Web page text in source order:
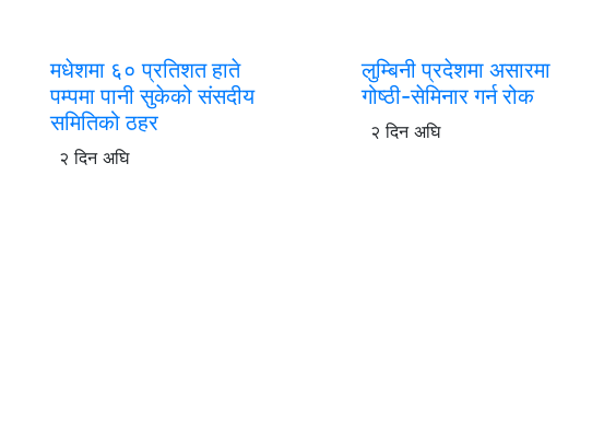
मधेशमा ६० प्रतिशत हाते
पम्पमा पानी सुकेको संसदीय
समितिको ठहर
२ दिन अघि
लुम्बिनी प्रदेशमा असारमा
गोष्ठी-सेमिनार गर्न रोक
२ दिन अघि